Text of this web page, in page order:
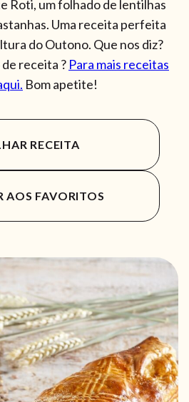
Roti, um folhado de lentilhas
Uma receita perfeita
do Outono. Que nos diz?
receita ? Para mais receitas
Bom apetite!
RECEITA
AOS FAVORITOS